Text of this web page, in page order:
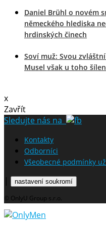
Daniel Brühl o novém
německého hlediska
hrdinských činech
Soví muž: Svou
Musel však u toho
x
Zavřít
Sledujte nás na
Kontakty
Odborníci
Všeobecné podmínky
| nastavení soukromí
© OnlyU Group s.r.o.